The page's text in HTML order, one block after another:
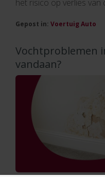
het risico op verlies
Gepost in: VoertuigAuto
Vochtproblemen
vandaan?